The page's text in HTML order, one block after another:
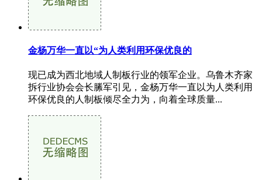
金杨万华一直以“为人类利用环保优良的
现已成为西北地域人制板行业的领军企业。乌鲁木齐家
拆行业协会会长縢军引见，金杨万华一直以为人类利用
环保优良的人制板倾尽全力为，向着全球质量...